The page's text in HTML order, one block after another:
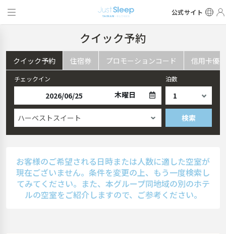
公式サイト
クイック予約
クイック予約 住宿券 プロモーションコード 信用卡優惠
チェックイン
木曜日
泊数
ハーベストスイート 検索
お客様のご希望される日時または人数に適した空室が
現在ございません。条件を変更の上、もう一度検索し
てみてください。また、本グループ同地域の別のホテ
ルの空室をご紹介しますので、ご参考ください。